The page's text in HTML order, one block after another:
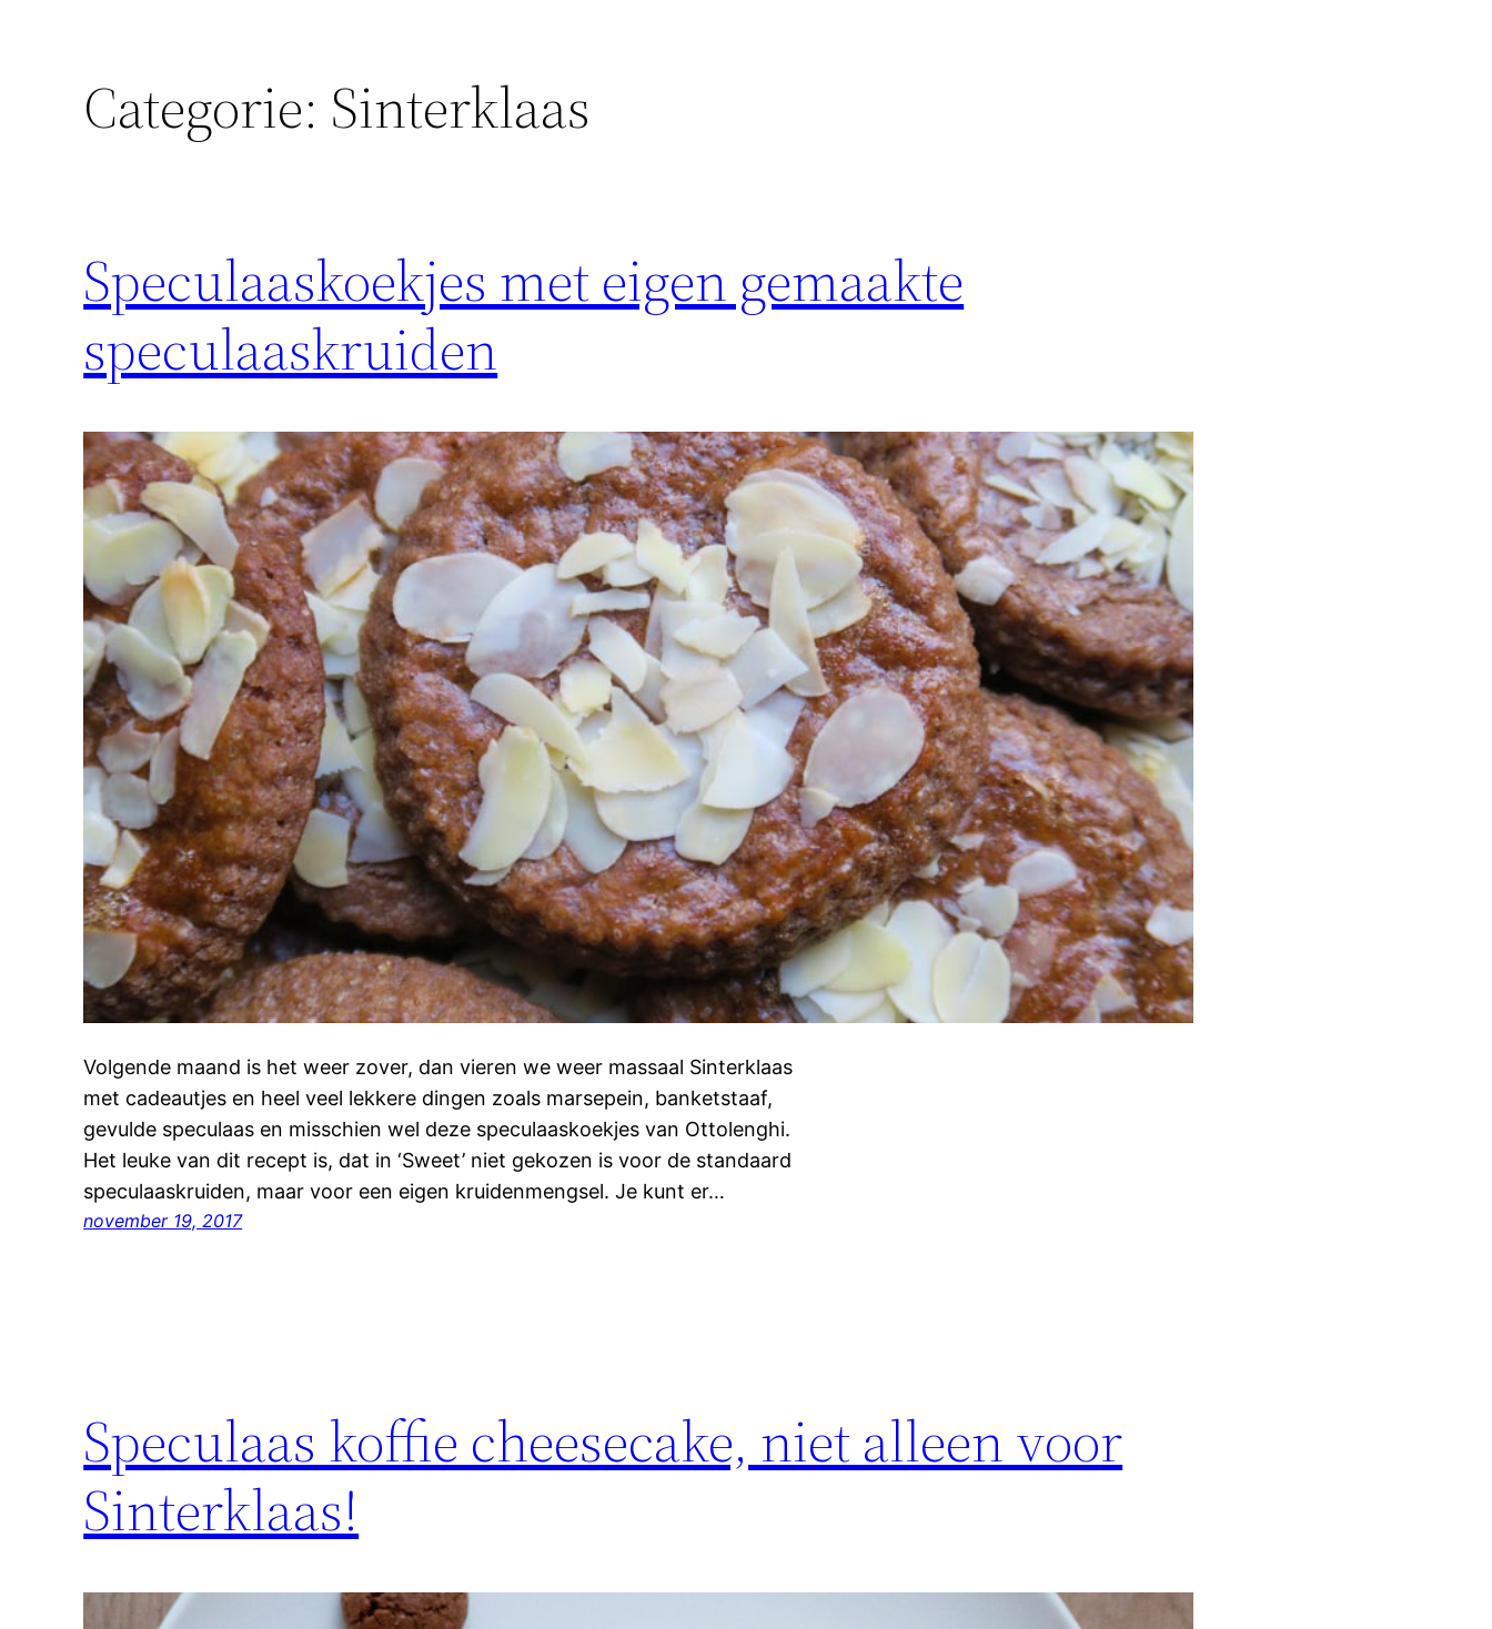
Categorie: Sinterklaas
Speculaaskoekjes met eigen gemaakte
speculaaskruiden
Volgende maand is het weer zover, dan vieren we weer massaal Sinterklaas
met cadeautjes en heel veel lekkere dingen zoals marsepein, banketstaaf,
gevulde speculaas en misschien wel deze speculaaskoekjes van Ottolenghi.
Het leuke van dit recept is, dat in ‘Sweet’ niet gekozen is voor de standaard
speculaaskruiden, maar voor een eigen kruidenmengsel. Je kunt er…
november 19, 2017
Speculaas koffie cheesecake, niet alleen voor
Sinterklaas!